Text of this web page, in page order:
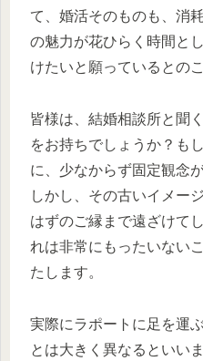
て、婚活そのものも、消
の魅力が花ひらく時間と
けたいと願っているとのこ
皆様は、結婚相談所と聞
をお持ちでしょうか？も
に、少なからず固定観念
しかし、その古いイメー
はずのご縁まで遠ざけて
れは非常にもったいない
たします。
実際にラポートに足を運
とは大きく異なるといい